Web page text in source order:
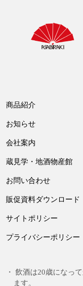
商品紹介
お知らせ
会社案内
蔵見学・地酒物産館
お問い合わせ
販促資料ダウンロード
サイトポリシー
プライバシーポリシー
飲酒は20歳になっ
ます。